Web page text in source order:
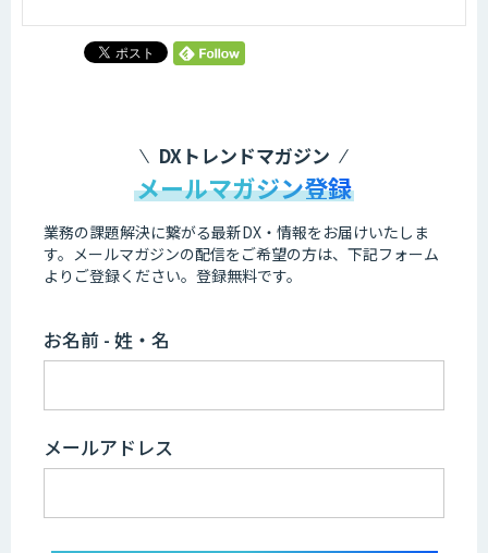
DXトレンドマガジン
メールマガジン登録
業務の課題解決に繋がる最新DX・情報をお届けいたしま
す。 メールマガジンの配信をご希望の方は、下記フォーム
よりご登録ください。登録無料です。
お名前 - 姓・名
メールアドレス